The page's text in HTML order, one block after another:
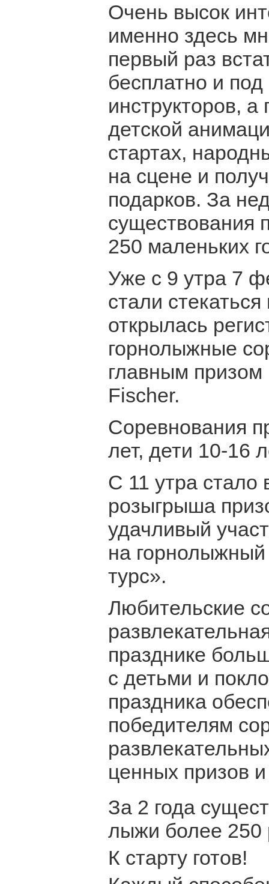
Очень высок
именно здесь
первый раз
бесплатно и
инструкторов, а
детской
стартах,
на сцене и
подарков. За
существования
250 маленьких
Уже с 9 утра 7
стали
открылась
горнолыжные
главным
Fischer.
Соревнования
лет, дети 10-16
С 11 утра стало
розыгрыша
удачливый
на
турс».
Любительские
празднике
с детьми и
праздника
победителям
ценных призов
За 2 года
лыжи более 250
К старту готов!